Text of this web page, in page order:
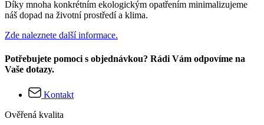
Díky mnoha konkrétním ekologickým opatřením minimalizujeme
náš dopad na životní prostředí a klima.
Zde naleznete další informace.
Potřebujete pomoci s objednávkou? Rádi Vám odpovíme na
Vaše dotazy.
Kontakt
Ověřená kvalita